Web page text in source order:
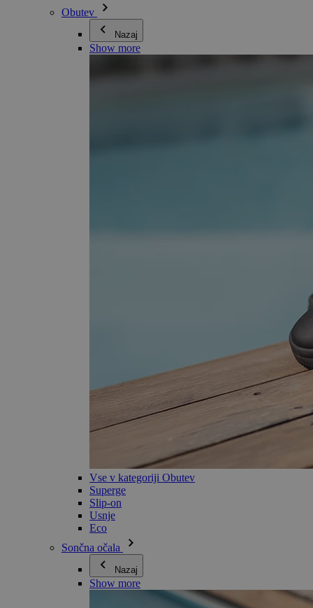
Obutev
Nazaj
Show more
Vse v kategoriji Obutev
Superge
Slip-on
Usnje
Eco
Sončna očala
Nazaj
Show more